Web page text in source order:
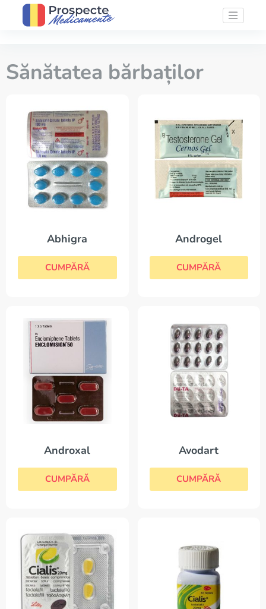
Sănătatea bărbaților
Abhigra
CUMPĂRĂ
Androgel
CUMPĂRĂ
Androxal
CUMPĂRĂ
Avodart
CUMPĂRĂ